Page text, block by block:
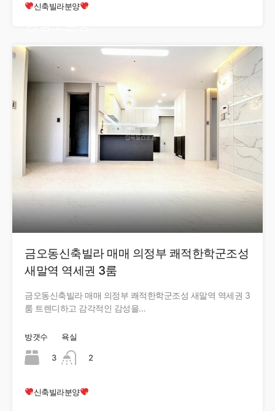
신축빌라분양
금오동신축빌라 매매 의정부 쾌적한학군조성
새말역 역세권 3룸
금오동신축빌라 매매 의정부 쾌적한학군조성 새말역 역세권 3
룸 트렌디하고 감각적인 감성을…
방갯수
3
욕실
2
신축빌라분양